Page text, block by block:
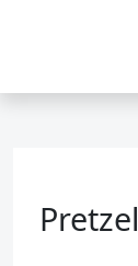
Pretzel